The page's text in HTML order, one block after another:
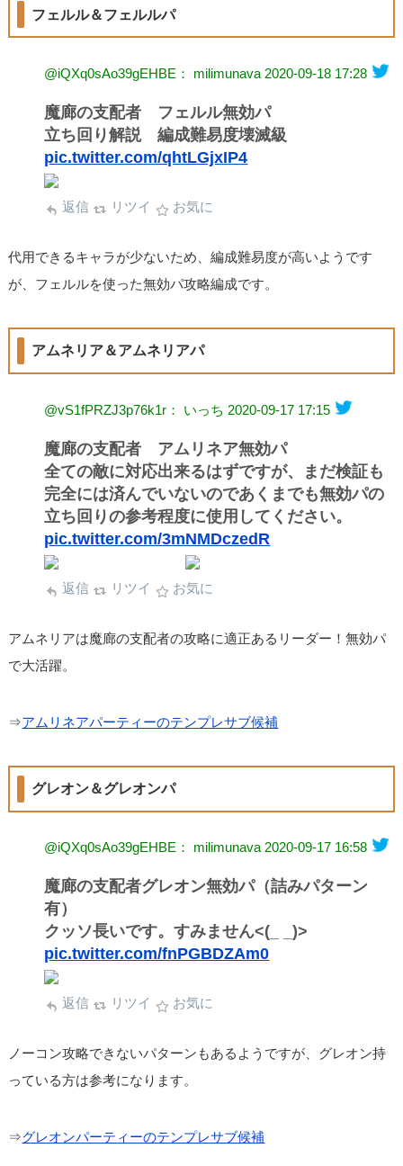
フェルル＆フェルルパ
@iQXq0sAo39gEHBE： milimunava 2020-09-18 17:28
魔廊の支配者 フェルル無効パ
立ち回り解説 編成難易度壊滅級
pic.twitter.com/qhtLGjxIP4
返信 リツイ お気に
代用できるキャラが少ないため、編成難易度が高いようです
が、フェルルを使った無効パ攻略編成です。
アムネリア＆アムネリアパ
@vS1fPRZJ3p76k1r： いっち 2020-09-17 17:15
魔廊の支配者 アムリネア無効パ
全ての敵に対応出来るはずですが、まだ検証も
完全には済んでいないのであくまでも無効パの
立ち回りの参考程度に使用してください。
pic.twitter.com/3mNMDczedR
返信 リツイ お気に
アムネリアは魔廊の支配者の攻略に適正あるリーダー！無効パ
で大活躍。
⇒アムリネアパーティーのテンプレサブ候補
グレオン＆グレオンパ
@iQXq0sAo39gEHBE： milimunava 2020-09-17 16:58
魔廊の支配者グレオン無効パ（詰みパターン
有）
クッソ長いです。すみません<(_ _)>
pic.twitter.com/fnPGBDZAm0
返信 リツイ お気に
ノーコン攻略できないパターンもあるようですが、グレオン持
っている方は参考になります。
⇒グレオンパーティーのテンプレサブ候補